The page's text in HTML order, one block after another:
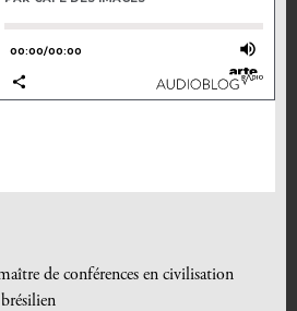
de conférences en civilisation